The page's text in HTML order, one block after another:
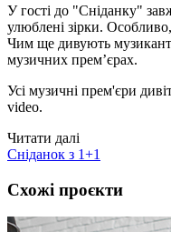
У гості до "Сніданку"
улюблені зірки.
Чим ще дивують
музичних прем’єрах.
Усі музичні прем'єри
video.
Читати далі
Сніданок з 1+1
Схожі проєкти